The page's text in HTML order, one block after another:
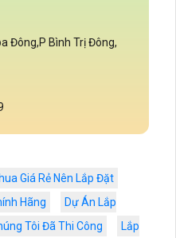
Đông,P Bình Trị Đông,
Giá Rẻ Nên Lắp Đặt
Hãng
Dự Án Lắp
Tôi Đã Thi Công
Lắp